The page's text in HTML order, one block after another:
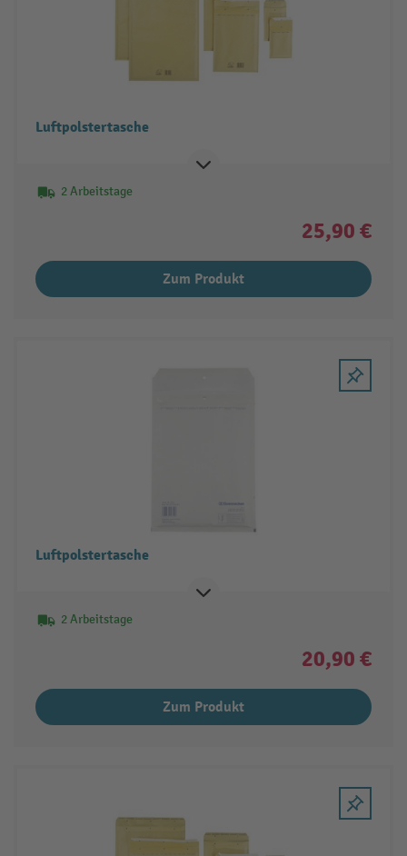
Luftpolstertasche
2 Arbeitstage
25,90 €
Zum Produkt
Luftpolstertasche
2 Arbeitstage
20,90 €
Zum Produkt